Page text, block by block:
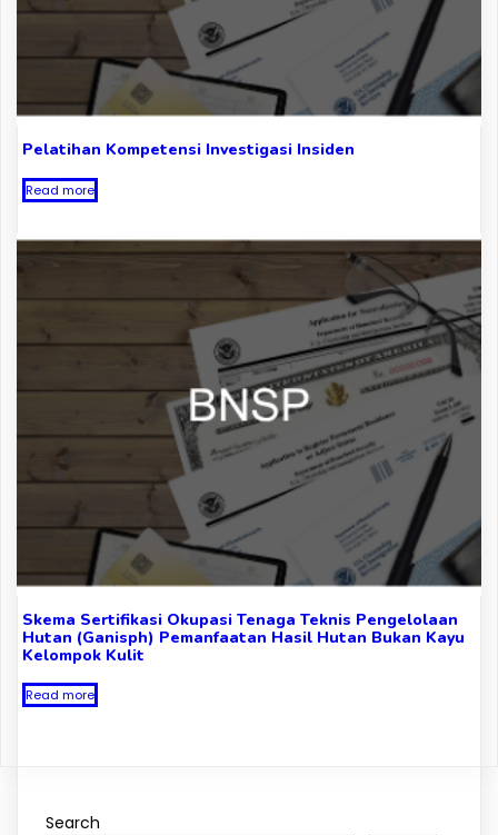
Pelatihan Kompetensi Investigasi Insiden
Read more
Skema Sertifikasi Okupasi Tenaga Teknis Pengelolaan
Hutan (Ganisph) Pemanfaatan Hasil Hutan Bukan Kayu
Kelompok Kulit
Read more
Search